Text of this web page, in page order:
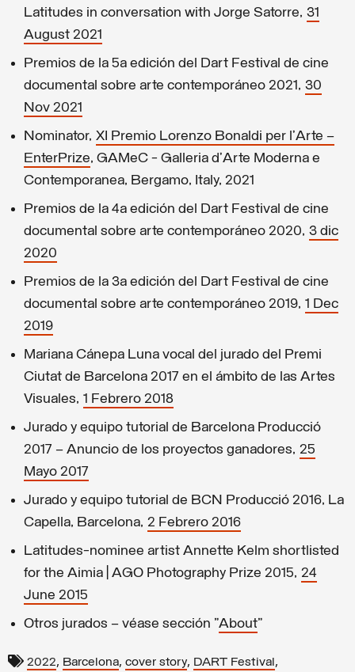
Latitudes in conversation with Jorge Satorre, 31
August 2021
Premios de la 5a edición del Dart Festival de cine
documental sobre arte contemporáneo 2021, 30
Nov 2021
Nominator, XI Premio Lorenzo Bonaldi per l’Arte –
EnterPrize, GAMeC - Galleria d’Arte Moderna e
Contemporanea, Bergamo, Italy, 2021
Premios de la 4a edición del Dart Festival de cine
documental sobre arte contemporáneo 2020, 3 dic
2020
Premios de la 3a edición del Dart Festival de cine
documental sobre arte contemporáneo 2019, 1 Dec
2019
Mariana Cánepa Luna vocal del jurado del Premi
Ciutat de Barcelona 2017 en el ámbito de las Artes
Visuales, 1 Febrero 2018
Jurado y equipo tutorial de Barcelona Producció
2017 – Anuncio de los proyectos ganadores, 25
Mayo 2017
Jurado y equipo tutorial de BCN Producció 2016, La
Capella, Barcelona, 2 Febrero 2016
Latitudes-nominee artist Annette Kelm shortlisted
for the Aimia | AGO Photography Prize 2015, 24
June 2015
Otros jurados – véase sección "About"
2022, Barcelona, cover story, DART Festival ,